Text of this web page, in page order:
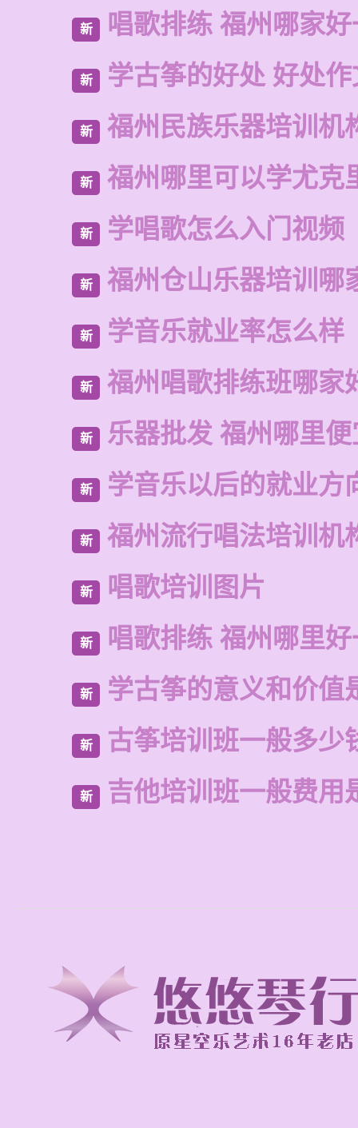
新 唱歌排练 福州哪家
新 学古筝的好处 好处作
新 福州民族乐器培训机
新 福州哪里可以学尤克
新 学唱歌怎么入门视频
新 福州仓山乐器培训哪
新 学音乐就业率怎么样
新 福州唱歌排练班哪家
新 乐器批发 福州哪里
新 学音乐以后的就业方
新 福州流行唱法培训机
新 唱歌培训图片
新 唱歌排练 福州哪里
新 学古筝的意义和价值
新 古筝培训班一般多少
新 吉他培训班一般费用